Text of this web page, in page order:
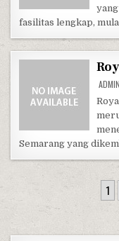
fasilitas lengkap,
ADMIN
Semarang yang
POSTS 1